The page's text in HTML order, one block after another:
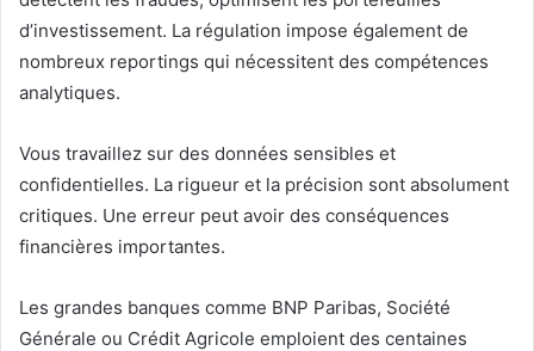
d’investissement. La régulation impose également de
nombreux reportings qui nécessitent des compétences
analytiques.
Vous travaillez sur des données sensibles et
confidentielles. La rigueur et la précision sont absolument
critiques. Une erreur peut avoir des conséquences
financières importantes.
Les grandes banques comme BNP Paribas, Société
Générale ou Crédit Agricole emploient des centaines